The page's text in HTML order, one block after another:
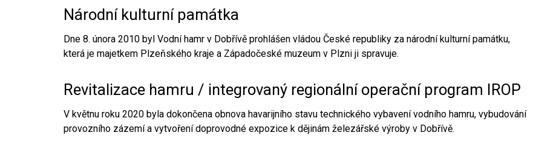
Národní kulturní památka
Dne 8. února 2010 byl Vodní hamr v Dobřívě prohlášen vládou České republiky za národní kulturní památku,
která je majetkem Plzeňského kraje a Západočeské muzeum v Plzni ji spravuje.
Revitalizace hamru / integrovaný regionální operační program IROP
V květnu roku 2020 byla dokončena obnova havarijního stavu technického vybavení vodního hamru, vybudování
provozního zázemí a vytvoření doprovodné expozice k dějinám železářské výroby v Dobřívě.